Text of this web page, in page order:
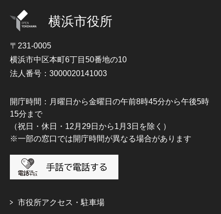
横浜市役所
〒231-0005
横浜市中区本町6丁目50番地の10
法人番号：3000020141003
開庁時間：月曜日から金曜日の午前8時45分から午後5時
15分まで
（祝日・休日・12月29日から1月3日を除く）
※一部の窓口では開庁時間が異なる場合があります
市役所アクセス・駐車場